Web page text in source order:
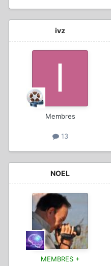
ivz
Membres
13
NOEL
MEMBRES +